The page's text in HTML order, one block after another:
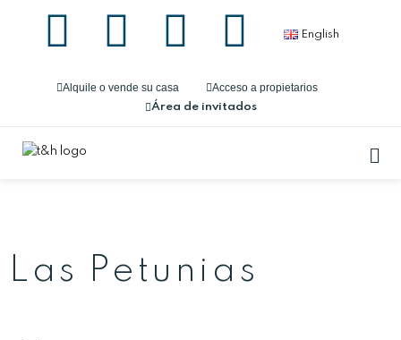
English
Alquile o vende su casa Acceso a propietarios
Área de invitados
Las Petunias